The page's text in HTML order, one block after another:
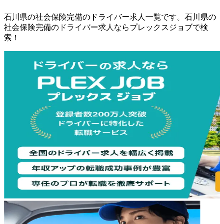
石川県の社会保険完備の ドライバー求人一覧です。 石川県の
社会保険完備の ドライバー求人ならプレックスジョブで検
索！